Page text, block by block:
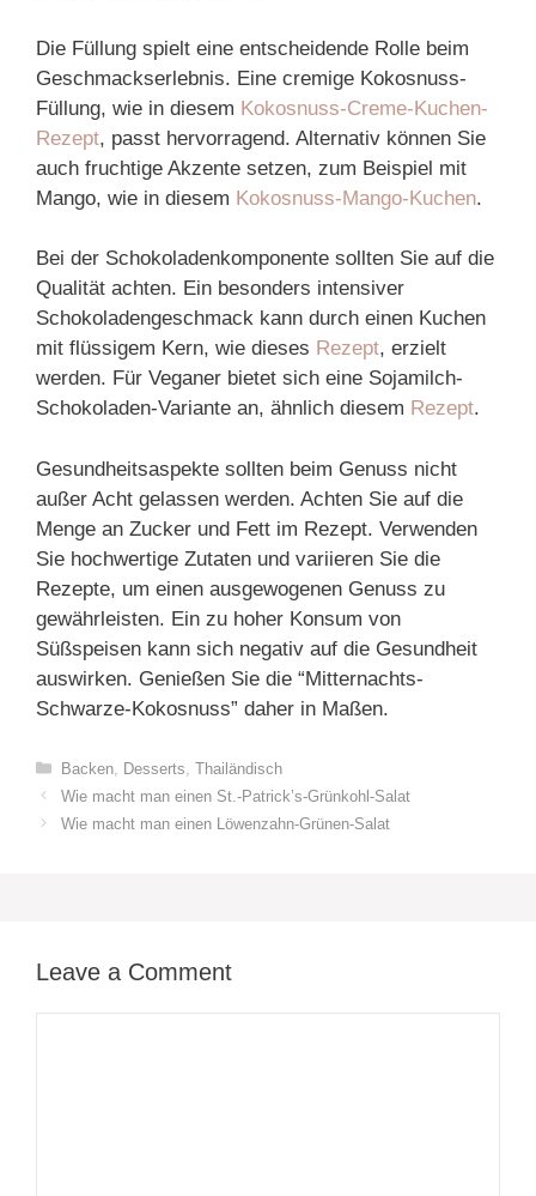
Die Füllung spielt eine entscheidende Rolle beim
Geschmackserlebnis. Eine cremige Kokosnuss-
Füllung, wie in diesem Kokosnuss-Creme-Kuchen-
Rezept, passt hervorragend. Alternativ können Sie
auch fruchtige Akzente setzen, zum Beispiel mit
Mango, wie in diesem Kokosnuss-Mango-Kuchen.
Bei der Schokoladenkomponente sollten Sie auf die
Qualität achten. Ein besonders intensiver
Schokoladengeschmack kann durch einen Kuchen
mit flüssigem Kern, wie dieses Rezept, erzielt
werden. Für Veganer bietet sich eine Sojamilch-
Schokoladen-Variante an, ähnlich diesem Rezept.
Gesundheitsaspekte sollten beim Genuss nicht
außer Acht gelassen werden. Achten Sie auf die
Menge an Zucker und Fett im Rezept. Verwenden
Sie hochwertige Zutaten und variieren Sie die
Rezepte, um einen ausgewogenen Genuss zu
gewährleisten. Ein zu hoher Konsum von
Süßspeisen kann sich negativ auf die Gesundheit
auswirken. Genießen Sie die “Mitternachts-
Schwarze-Kokosnuss” daher in Maßen.
Categories
Backen, Desserts Thailändisch
Wie macht man einen St.-Patrick’s-Grünkohl-Salat
Wie macht man einen Löwenzahn-Grünen-Salat
Leave a Comment